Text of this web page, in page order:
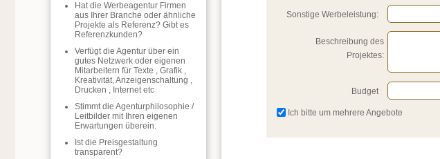
Sonstige Werbeleistung:
Beschreibung des
Projektes:
Budget
Ich bitte um mehrere Angebote
Hat die Werbeagentur Firmen
aus Ihrer Branche oder ähnliche
Projekte als Referenz? Gibt es
Referenzkunden?
Verfügt die Agentur über ein
gutes Netzwerk oder eigenen
Mitarbeitern für Texte , Grafik ,
Kreativität, Anzeigenschaltung ,
Drucken , Internet etc
Stimmt die Agenturphilosophie /
Leitbilder mit Ihren eigenen
Erwartungen überein.
Ist die Preisgestaltung
transparent?